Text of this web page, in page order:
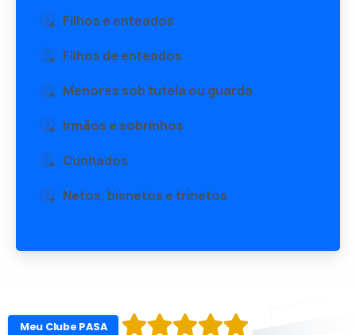
Filhos e enteados
Filhos de enteados
Menores sob tutela ou guarda
Irmãos e sobrinhos
Cunhados
Netos, bisnetos e trinetos
Meu Clube PASA